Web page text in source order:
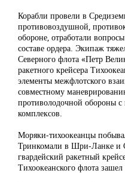
Корабли провели в
противовоздушной,
обороне, отработали
составе ордера. Экипаж
Северного флота «Петр
ракетного крейсера
элементы межфлотского
совместному
противолодочной обороны с
комплексов.
Моряки-тихоокеанцы
Тринкомали в Шри-Ланке и
гвардейский ракетный
Тихоокеанского флота